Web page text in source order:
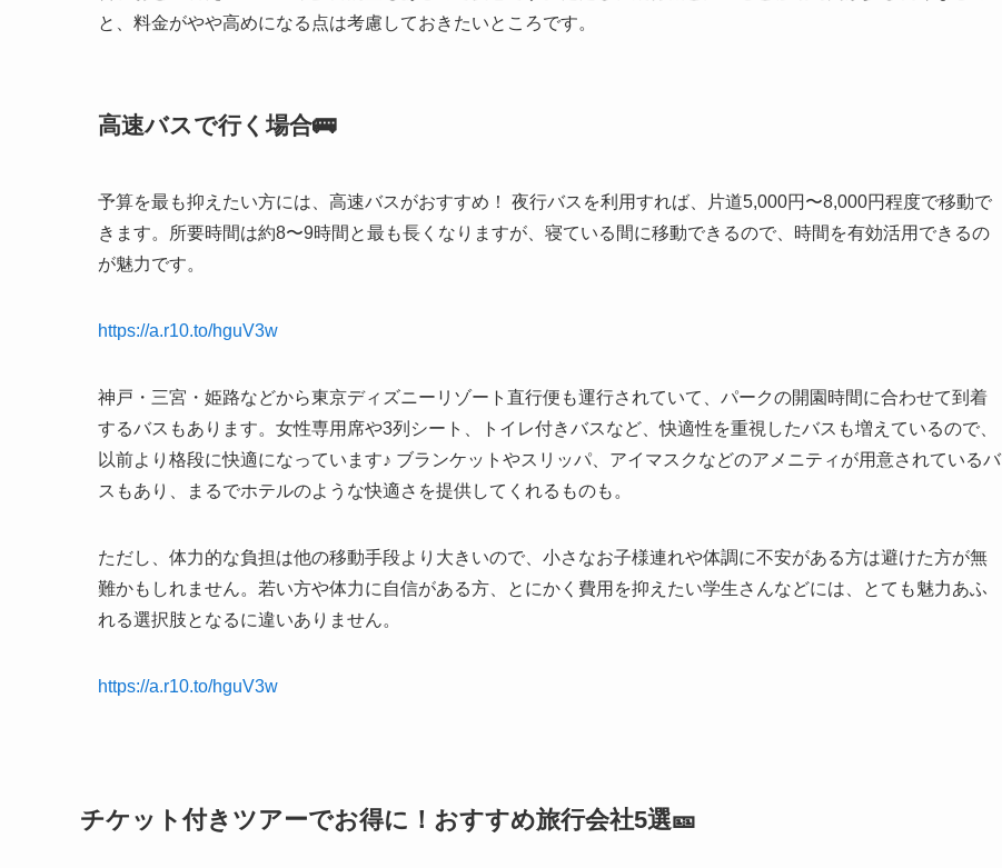
と、料金がやや高めになる点は考慮しておきたいところです。
高速バスで行く場合🚌
予算を最も抑えたい方には、高速バスがおすすめ！ 夜行バスを利用すれば、片道5,000円〜8,000円程度で移動で
きます。所要時間は約8〜9時間と最も長くなりますが、寝ている間に移動できるので、時間を有効活用できるの
が魅力です。
https://a.r10.to/hguV3w
神戸・三宮・姫路などから東京ディズニーリゾート直行便も運行されていて、パークの開園時間に合わせて到着
するバスもあります。女性専用席や3列シート、トイレ付きバスなど、快適性を重視したバスも増えているので、
以前より格段に快適になっています♪ ブランケットやスリッパ、アイマスクなどのアメニティが用意されているバ
スもあり、まるでホテルのような快適さを提供してくれるものも。
ただし、体力的な負担は他の移動手段より大きいので、小さなお子様連れや体調に不安がある方は避けた方が無
難かもしれません。若い方や体力に自信がある方、とにかく費用を抑えたい学生さんなどには、とても魅力あふ
れる選択肢となるに違いありません。
https://a.r10.to/hguV3w
チケット付きツアーでお得に！おすすめ旅行会社5選🎫